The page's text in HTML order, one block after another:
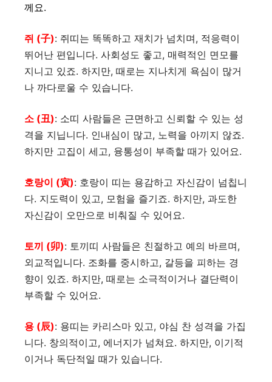
께요.
쥐 (子): 쥐띠는 똑똑하고 재치가 넘치며, 적응력이
뛰어난 편입니다. 사회성도 좋고, 매력적인 면모를
지니고 있죠. 하지만, 때로는 지나치게 욕심이 많거
나 까다로울 수 있습니다.
소 (丑): 소띠 사람들은 근면하고 신뢰할 수 있는 성
격을 지닙니다. 인내심이 많고, 노력을 아끼지 않죠.
하지만 고집이 세고, 융통성이 부족할 때가 있어요.
호랑이 (寅): 호랑이 띠는 용감하고 자신감이 넘칩니
다. 지도력이 있고, 모험을 즐기죠. 하지만, 과도한
자신감이 오만으로 비춰질 수 있어요.
토끼 (卯): 토끼띠 사람들은 친절하고 예의 바르며,
외교적입니다. 조화를 중시하고, 갈등을 피하는 경
향이 있죠. 하지만, 때로는 소극적이거나 결단력이
부족할 수 있어요.
용 (辰): 용띠는 카리스마 있고, 야심 찬 성격을 가집
니다. 창의적이고, 에너지가 넘쳐요. 하지만, 이기적
이거나 독단적일 때가 있습니다.